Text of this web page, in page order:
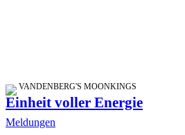
VANDENBERG'S MOONKINGS
Einheit voller Energie
Meldungen